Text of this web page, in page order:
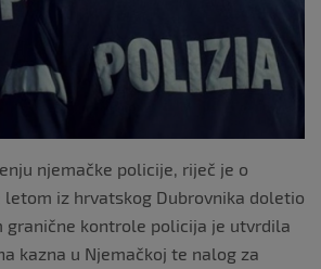
njemačke policije, riječ je o
letom iz hrvatskog Dubrovnika doletio
granične kontrole policija je utvrdila
kazna u Njemačkoj te nalog za